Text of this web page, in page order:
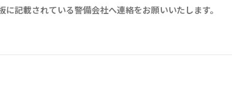
記載されている警備会社へ連絡をお願いいたします。